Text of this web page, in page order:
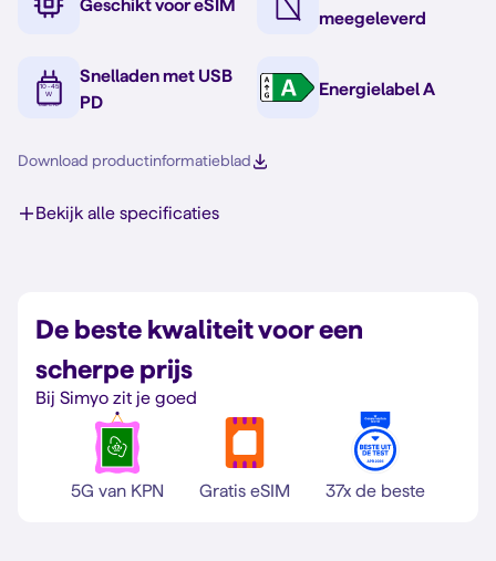
Geschikt voor eSIM
meegeleverd
Snelladen met USB
PD
Energielabel A
Download productinformatieblad
Bekijk alle specificaties
De beste kwaliteit voor een
scherpe prijs
Bij Simyo zit je goed
5G van KPN Gratis eSIM 37x de beste